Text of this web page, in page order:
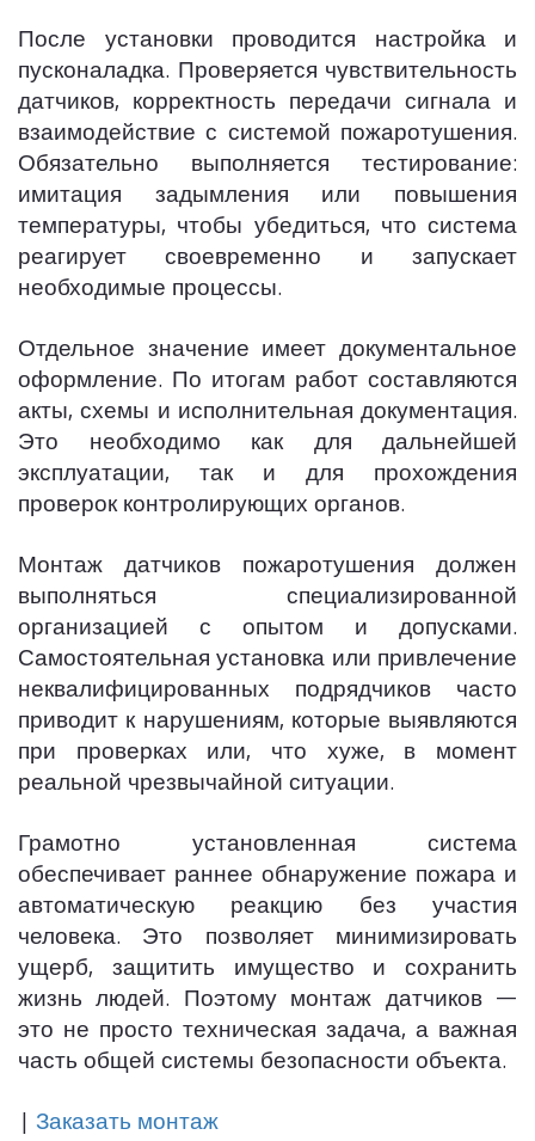
После установки проводится настройка и
пусконаладка. Проверяется чувствительность
датчиков, корректность передачи сигнала и
взаимодействие с системой пожаротушения.
Обязательно выполняется тестирование:
имитация задымления или повышения
температуры, чтобы убедиться, что система
реагирует своевременно и запускает
необходимые процессы.
Отдельное значение имеет документальное
оформление. По итогам работ составляются
акты, схемы и исполнительная документация.
Это необходимо как для дальнейшей
эксплуатации, так и для прохождения
проверок контролирующих органов.
Монтаж датчиков пожаротушения должен
выполняться специализированной
организацией с опытом и допусками.
Самостоятельная установка или привлечение
неквалифицированных подрядчиков часто
приводит к нарушениям, которые выявляются
при проверках или, что хуже, в момент
реальной чрезвычайной ситуации.
Грамотно установленная система
обеспечивает раннее обнаружение пожара и
автоматическую реакцию без участия
человека. Это позволяет минимизировать
ущерб, защитить имущество и сохранить
жизнь людей. Поэтому монтаж датчиков —
это не просто техническая задача, а важная
часть общей системы безопасности объекта.
| Заказать монтаж